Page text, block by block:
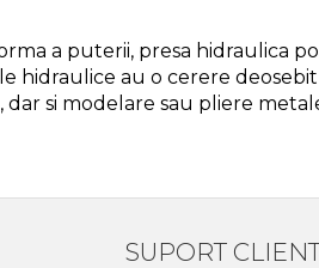
a puterii, presa hidraulica
hidraulice au o cerere
si modelare sau pliere
SUPORT